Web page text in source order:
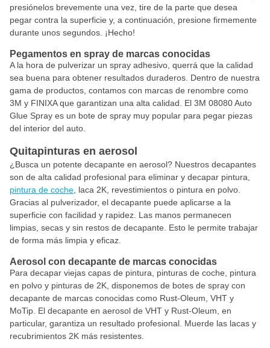
presiónelos brevemente una vez, tire de la parte que desea
pegar contra la superficie y, a continuación, presione firmemente
durante unos segundos. ¡Hecho!
Pegamentos en spray de marcas conocidas
A la hora de pulverizar un spray adhesivo, querrá que la calidad
sea buena para obtener resultados duraderos. Dentro de nuestra
gama de productos, contamos con marcas de renombre como
3M y FINIXA que garantizan una alta calidad. El 3M 08080 Auto
Glue Spray es un bote de spray muy popular para pegar piezas
del interior del auto.
Quitapinturas en aerosol
¿Busca un potente decapante en aerosol? Nuestros decapantes
son de alta calidad profesional para eliminar y decapar pintura,
pintura de coche , laca 2K, revestimientos o pintura en polvo.
Gracias al pulverizador, el decapante puede aplicarse a la
superficie con facilidad y rapidez. Las manos permanecen
limpias, secas y sin restos de decapante. Esto le permite trabajar
de forma más limpia y eficaz.
Aerosol con decapante de marcas conocidas
Para decapar viejas capas de pintura, pinturas de coche, pintura
en polvo y pinturas de 2K, disponemos de botes de spray con
decapante de marcas conocidas como Rust-Oleum, VHT y
MoTip. El decapante en aerosol de VHT y Rust-Oleum, en
particular, garantiza un resultado profesional. Muerde las lacas y
recubrimientos 2K más resistentes.